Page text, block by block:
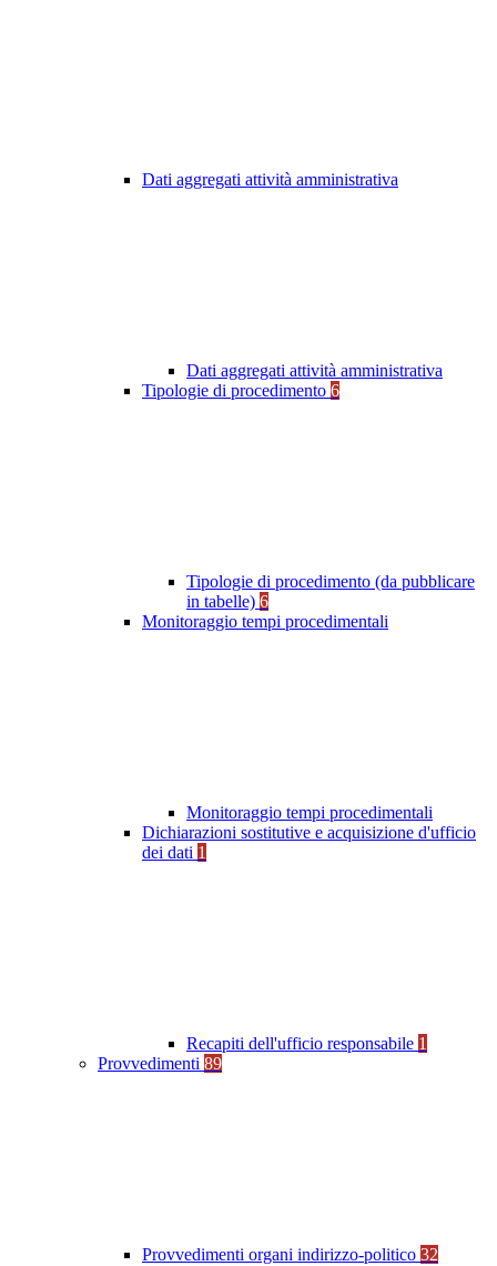
Dati aggregati attività amministrativa
Dati aggregati attività amministrativa
Tipologie di procedimento 6
Tipologie di procedimento (da pubblicare
in tabelle) 6
Monitoraggio tempi procedimentali
Monitoraggio tempi procedimentali
Dichiarazioni sostitutive e acquisizione d'ufficio
dei dati 1
Recapiti dell'ufficio responsabile 1
Provvedimenti 89
Provvedimenti organi indirizzo-politico 32